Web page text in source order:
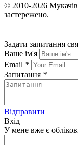
© 2010-2026
застережено.
Задати запитання
Ваше ім'я
Email *
Запитання *
Відправити
Вхід
У мене вже є